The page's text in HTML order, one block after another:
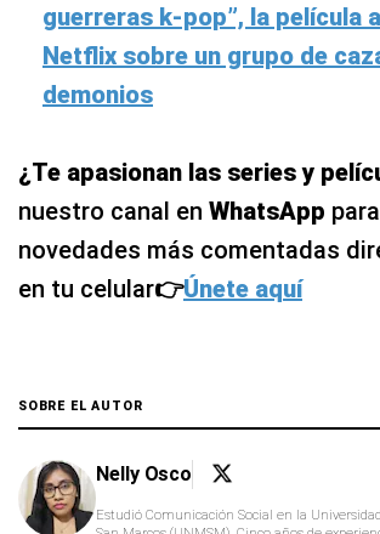
guerreras k-pop”, la película
Netflix sobre un grupo de
demonios
¿Te apasionan las series y
nuestro canal en WhatsApp
novedades más comentadas
en tu celular👉Únete aquí
SOBRE EL AUTOR
Nelly Osco
Estudió Comunicación Social en la